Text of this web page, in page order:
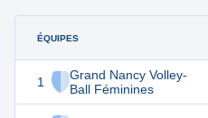
ÉQUIPES
1
Grand Nancy Volley-
Ball Féminines
51 18